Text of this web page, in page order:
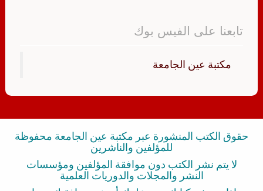
تابعنا على الفيس بوك
‏مكتبة عين الجامعة‏
حقوق الكتب المنشورة عبر مكتبة عين الجامعة محفوظة
للمؤلفين والناشرين
لا يتم نشر الكتب دون موافقة المؤلفين ومؤسسات
النشر والمجلات والدوريات العلمية